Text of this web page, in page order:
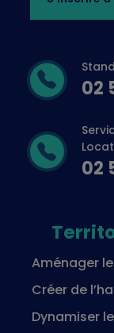
02
02
Aménager
Créer de
Dynamiser